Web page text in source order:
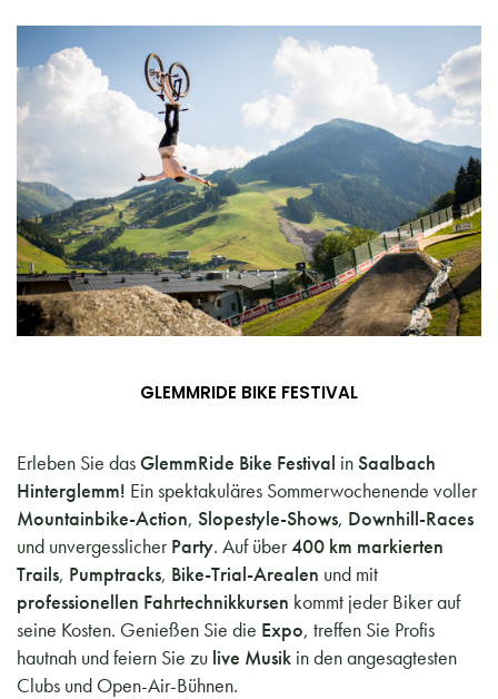
GLEMMRIDE BIKE FESTIVAL
Erleben Sie das GlemmRide Bike Festival inSaalbach
Hinterglemm! Ein spektakuläres Sommerwochenende voller
Mountainbike-Action, Slopestyle-Shows, Downhill-Races
und unvergesslicherParty. Auf über400 km markierten
Trails, Pumptracks, Bike-Trial-Arealen und mit
professionellen Fahrtechnikkursen kommt jeder Biker auf
seine Kosten. Genießen Sie die Expo, treffen Sie Profis
hautnah und feiern Sie zu live Musik in den angesagtesten
Clubs und Open-Air-Bühnen.